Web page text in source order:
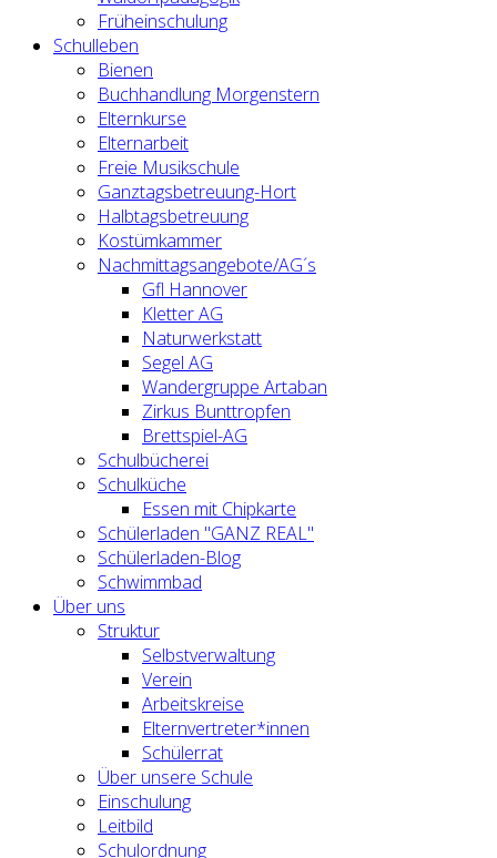
Früheinschulung
Schulleben
Bienen
Buchhandlung Morgenstern
Elternkurse
Elternarbeit
Freie Musikschule
Ganztagsbetreuung-Hort
Halbtagsbetreuung
Kostümkammer
Nachmittagsangebote/AG´s
Gfl Hannover
Kletter AG
Naturwerkstatt
Segel AG
Wandergruppe Artaban
Zirkus Bunttropfen
Brettspiel-AG
Schulbücherei
Schulküche
Essen mit Chipkarte
Schülerladen "GANZ REAL"
Schülerladen-Blog
Schwimmbad
Über uns
Struktur
Selbstverwaltung
Verein
Arbeitskreise
Elternvertreter*innen
Schülerrat
Über unsere Schule
Einschulung
Leitbild
Schulordnung